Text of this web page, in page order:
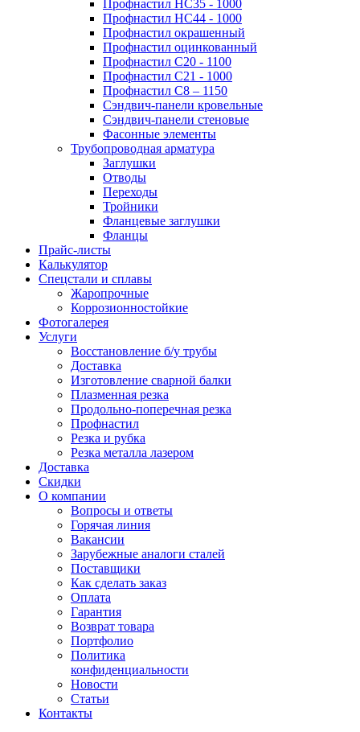
Профнастил НС35 - 1000
Профнастил НС44 - 1000
Профнастил окрашенный
Профнастил оцинкованный
Профнастил С20 - 1100
Профнастил С21 - 1000
Профнастил С8 – 1150
Сэндвич-панели кровельные
Сэндвич-панели стеновые
Фасонные элементы
Трубопроводная арматура
Заглушки
Отводы
Переходы
Тройники
Фланцевые заглушки
Фланцы
Прайс-листы
Калькулятор
Спецстали и сплавы
Жаропрочные
Коррозионностойкие
Фотогалерея
Услуги
Восстановление б/у трубы
Доставка
Изготовление сварной балки
Плазменная резка
Продольно-поперечная резка
Профнастил
Резка и рубка
Резка металла лазером
Доставка
Скидки
О компании
Вопросы и ответы
Горячая линия
Вакансии
Зарубежные аналоги сталей
Поставщики
Как сделать заказ
Оплата
Гарантия
Возврат товара
Портфолио
Политика
конфиденциальности
Новости
Статьи
Контакты